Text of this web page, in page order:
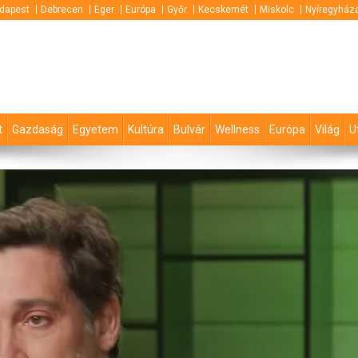
Debrecen Eger Európa Győr Kecskemét Miskolc
Gazdaság Egyetem Kultúra Bulvár Wellness Európa Világ